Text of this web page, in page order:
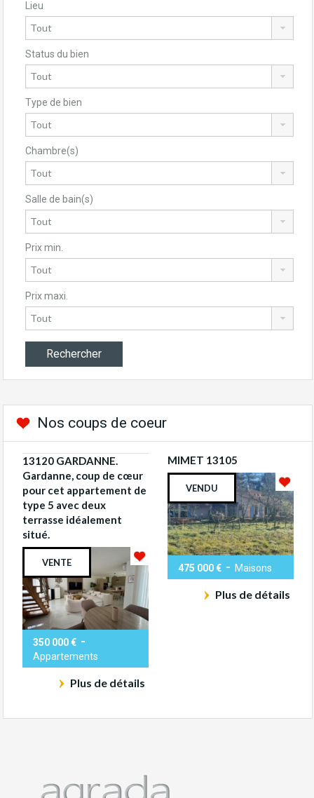
Lieu
Status du bien
Type de bien
Chambre(s)
Salle de bain(s)
Prix min.
Prix maxi.
Nos coups de coeur
13120 GARDANNE.
Gardanne, coup de cœur
pour cet appartement de
type 5 avec deux
terrasse idéalement
situé.
VENTE
350 000 € -
Appartements
Plus de détails
MIMET 13105
VENDU
475 000 € - Maisons
Plus de détails